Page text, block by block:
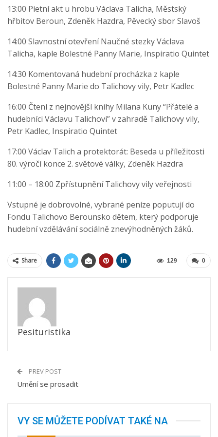
13:00 Pietní akt u hrobu Václava Talicha, Městský
hřbitov Beroun, Zdeněk Hazdra, Pěvecký sbor Slavoš
14:00 Slavnostní otevření Naučné stezky Václava
Talicha, kaple Bolestné Panny Marie, Inspiratio Quintet
14:30 Komentovaná hudební procházka z kaple
Bolestné Panny Marie do Talichovy vily, Petr Kadlec
16:00 Čtení z nejnovější knihy Milana Kuny “Přátelé a
hudebníci Václavu Talichovi” v zahradě Talichovy vily,
Petr Kadlec, Inspiratio Quintet
17:00 Václav Talich a protektorát: Beseda u příležitosti
80. výročí konce 2. světové války, Zdeněk Hazdra
11:00 – 18:00 Zpřístupnění Talichovy vily veřejnosti
Vstupné je dobrovolné, vybrané peníze poputují do
Fondu Talichovo Berounsko dětem, který podporuje
hudební vzdělávání sociálně znevýhodněných žáků.
Share 0
129
Pesituristika
PREV POST
Umění se prosadit
VY SE MŮŽETE PODÍVAT TAKÉ NA